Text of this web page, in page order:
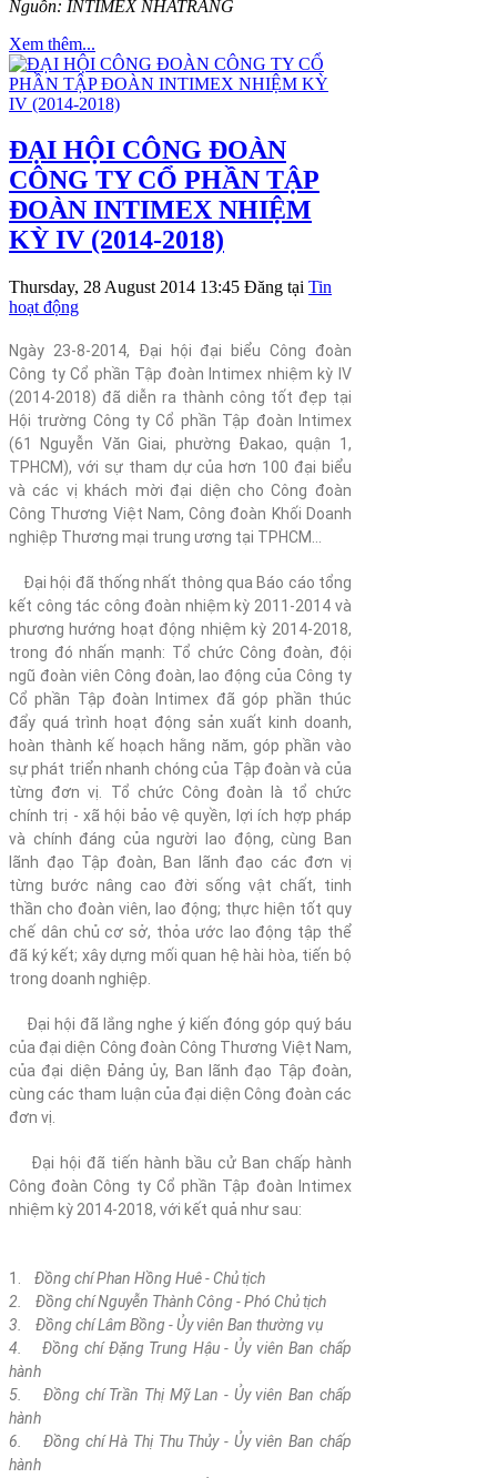
Nguồn: INTIMEX NHATRANG
Xem thêm...
ĐẠI HỘI CÔNG ĐOÀN
CÔNG TY CỔ PHẦN TẬP
ĐOÀN INTIMEX NHIỆM
KỲ IV (2014-2018)
Thursday, 28 August 2014 13:45 Đăng tại Tin
hoạt động
Ngày 23-8-2014, Đại hội đại biểu Công đoàn
Công ty Cổ phần Tập đoàn Intimex nhiệm kỳ IV
(2014-2018) đã diễn ra thành công tốt đẹp tại
Hội trường Công ty Cổ phần Tập đoàn Intimex
(61 Nguyễn Văn Giai, phường Đakao, quận 1,
TPHCM), với sự tham dự của hơn 100 đại biểu
và các vị khách mời đại diện cho Công đoàn
Công Thương Việt Nam, Công đoàn Khối Doanh
nghiệp Thương mại trung ương tại TPHCM…
Đại hội đã thống nhất thông qua Báo cáo tổng
kết công tác công đoàn nhiệm kỳ 2011-2014 và
phương hướng hoạt động nhiệm kỳ 2014-2018,
trong đó nhấn mạnh: Tổ chức Công đoàn, đội
ngũ đoàn viên Công đoàn, lao động của Công ty
Cổ phần Tập đoàn Intimex đã góp phần thúc
đẩy quá trình hoạt động sản xuất kinh doanh,
hoàn thành kế hoạch hằng năm, góp phần vào
sự phát triển nhanh chóng của Tập đoàn và của
từng đơn vị. Tổ chức Công đoàn là tổ chức
chính trị - xã hội bảo vệ quyền, lợi ích hợp pháp
và chính đáng của người lao động, cùng Ban
lãnh đạo Tập đoàn, Ban lãnh đạo các đơn vị
từng bước nâng cao đời sống vật chất, tinh
thần cho đoàn viên, lao động; thực hiện tốt quy
chế dân chủ cơ sở, thỏa ước lao động tập thể
đã ký kết; xây dựng mối quan hệ hài hòa, tiến bộ
trong doanh nghiệp.
Đại hội đã lắng nghe ý kiến đóng góp quý báu
của đại diện Công đoàn Công Thương Việt Nam,
của đại diện Đảng ủy, Ban lãnh đạo Tập đoàn,
cùng các tham luận của đại diện Công đoàn các
đơn vị.
Đại hội đã tiến hành bầu cử Ban chấp hành
Công đoàn Công ty Cổ phần Tập đoàn Intimex
nhiệm kỳ 2014-2018, với kết quả như sau:
1. Đồng chí Phan Hồng Huê - Chủ tịch
2. Đồng chí Nguyễn Thành Công - Phó Chủ tịch
3. Đồng chí Lâm Bồng - Ủy viên Ban thường vụ
4. Đồng chí Đặng Trung Hậu - Ủy viên Ban chấp
hành
5. Đồng chí Trần Thị Mỹ Lan - Ủy viên Ban chấp
hành
6. Đồng chí Hà Thị Thu Thủy- Ủy viên Ban chấp
hành